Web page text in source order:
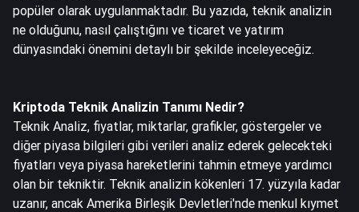
popüler olarak uygulanmaktadır. Bu yazıda, teknik analizin
ne olduğunu, nasıl çalıştığını ve ticaret ve yatırım
dünyasındaki önemini detaylı bir şekilde inceleyeceğiz.
Kriptoda Teknik Analizin Tanımı Nedir?
Teknik Analiz, fiyatlar, miktarlar, grafikler, göstergeler ve
diğer piyasa bilgileri gibi verileri analiz ederek gelecekteki
fiyatları veya piyasa hareketlerini tahmin etmeye yardımcı
olan bir tekniktir. Teknik analizin kökenleri 17. yüzyıla kadar
uzanır, ancak Amerika Birleşik Devletleri'nde menkul kıymet